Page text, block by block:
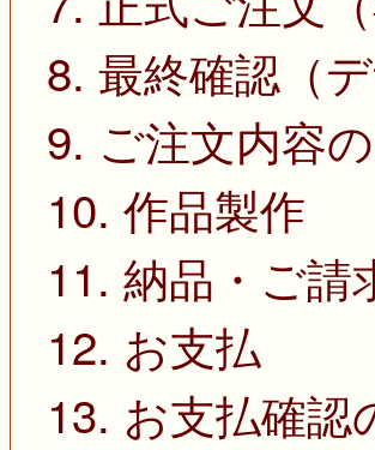
8. 最終確認（
9. ご注文内容
10. 作品製作
11. 納品・ご請
12. お支払
13. お支払確認